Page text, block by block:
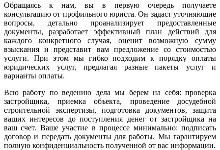
Обращаясь к нам, вы в первую очередь получаете
консультацию от профильного юриста. Он задаст уточняющие
вопросы, детально проанализирует предоставленные
документы, разработает эффективный план действий для
каждого конкретного случая, оценит возможную сумму
взыскания и представит вам предложение со стоимостью
услуги. При этом мы гибко подходим к порядку оплаты
юридических услуг, предлагая разные пакеты услуг и
варианты оплаты.
Всю работу по ведению дела мы берем на себя: проверка
застройщика, приемка объекта, проведение досудебной
строительной экспертизы, подготовка документов, защита
ваших интересов до поступления денег от застройщика на
ваш счет. Ваше участие в процессе минимально: подписать
договор и передать документы для работы. Мы гарантируем
полную конфиденциальность полученной от вас информации.